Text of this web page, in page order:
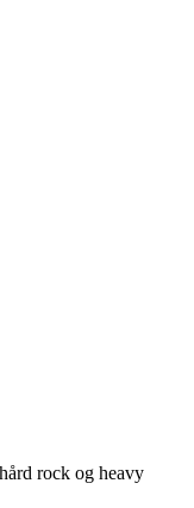
rock og heavy